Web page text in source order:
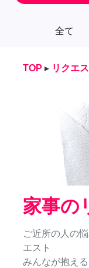
全て
TOP ▸ リクエ
家事の
ご近所の人の
エスト
みんなが抱え